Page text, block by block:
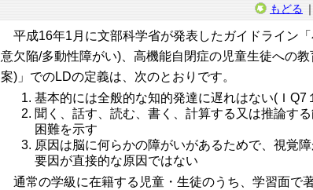
もどる ｜
平成16年1月に文部科学省が発表したガイドライン
意欠陥/多動性障がい)、高機能自閉症の児童生徒への
案)」でのLDの定義は、次のとおりです。
基本的には全般的な知的発達に遅れはない(ＩQ7
聞く、話す、読む、書く、計算する又は推論す
困難を示す
原因は脳に何らかの障がいがあるためで、視覚
要因が直接的な原因ではない
通常の学級に在籍する児童・生徒のうち、学習面で